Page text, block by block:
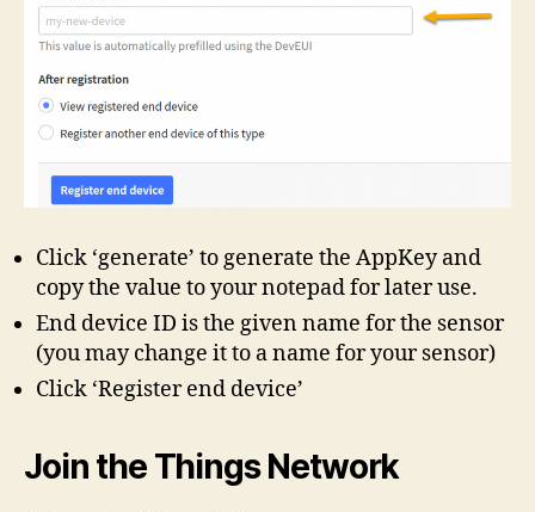
Click ‘generate’ to generate the AppKey and
copy the value to your notepad for later use.
End device ID is the given name for the sensor
(you may change it to a name for your sensor)
Click ‘Register end device’
Join the Things Network